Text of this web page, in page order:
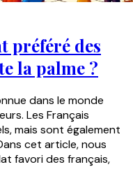
préféré des
la palme ?
dans le monde
Les Français
mais sont également
cet article, nous
favori des français,